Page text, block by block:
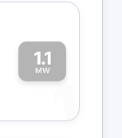
1.1
MW
1